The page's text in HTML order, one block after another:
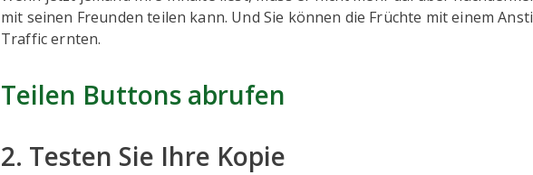
mit seinen Freunden teilen kann. Und Sie können die Früchte mit einem
Traffic ernten.
Teilen Buttons abrufen
2. Testen Sie Ihre Kopie